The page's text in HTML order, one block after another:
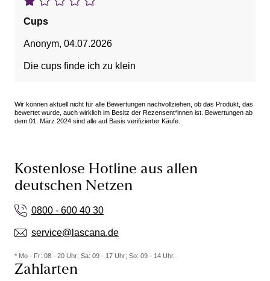
Cups
Anonym, 04.07.2026
Die cups finde ich zu klein
Wir können aktuell nicht für alle Bewertungen nachvollziehen, ob das Produkt, das
bewertet wurde, auch wirklich im Besitz der Rezensent*innen ist. Bewertungen ab
dem 01. März 2024 sind alle auf Basis verifizierter Käufe.
Kostenlose Hotline aus allen
deutschen Netzen
0800 - 600 40 30
service@lascana.de
* Mo - Fr: 08 - 20 Uhr; Sa: 09 - 17 Uhr; So: 09 - 14 Uhr.
Zahlarten